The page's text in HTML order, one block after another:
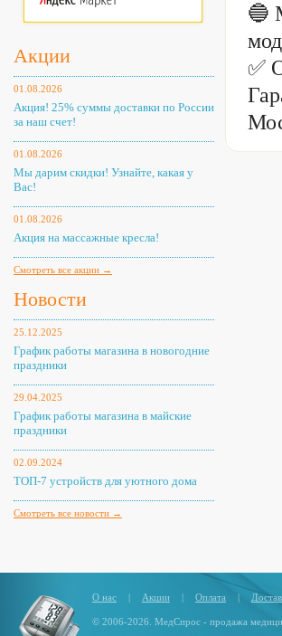
Акции
01.08.2026
Акция! 25% суммы доставки по России
за наш счет!
01.08.2026
Мы дарим скидки! Узнайте, какая у
Вас!
01.08.2026
Акция на массажные кресла!
Смотреть все акции →
Новости
25.12.2025
График работы магазина в новогодние
праздники
29.04.2025
График работы магазина в майские
праздники
02.09.2024
ТОП-7 устройств для уютного дома
Смотреть все новости →
🔵
✅
О нас | Акции | Оплата |
© 2006-2026. МедСпрос - продажа